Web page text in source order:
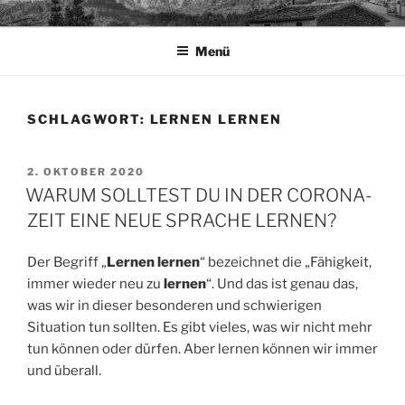
Zum
InhaltTAPIA.DE
Sprachen für das Leben
Menü
SCHLAGWORT: LERNEN LERNEN
VERÖFFENTLICHT
AM
2. OKTOBER 2020
WARUM SOLLTEST DU IN DER CORONA-
ZEIT EINE NEUE SPRACHE LERNEN?
Der Begriff „Lernen lernen“ bezeichnet die „Fähigkeit,
immer wieder neu zu lernen“. Und das ist genau das,
was wir in dieser besonderen und schwierigen
Situation tun sollten. Es gibt vieles, was wir nicht mehr
tun können oder dürfen. Aber lernen können wir immer
und überall.